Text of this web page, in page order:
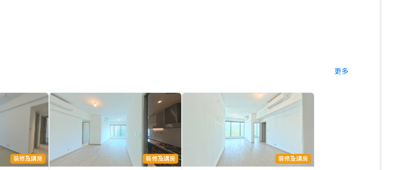
更多
裝修及講房 裝修及講房 裝修及講房